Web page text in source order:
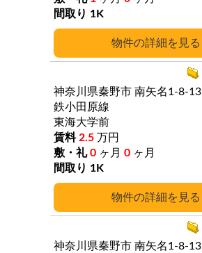
詳細
1K
詳細
神奈川県秦野市 南矢名1-8-13
鉄小田原線
東海大学前
2.5 万円
0 ヶ月 0 ヶ月
1K
神奈川県秦野市 南矢名1-8-13